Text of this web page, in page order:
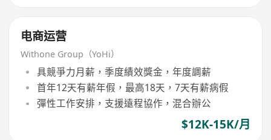
电商运营
Withone Group（YoHi）
具競爭力月薪，季度績效獎金，年度調薪
首年12天有薪年假，最高18天，7天有薪病假
彈性工作安排，支援遠程協作，混合辦公
$12K-15K/月